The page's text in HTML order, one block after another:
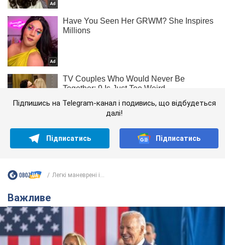
Підпишись на Telegram-канал і подивись, що відбудеться
далі!